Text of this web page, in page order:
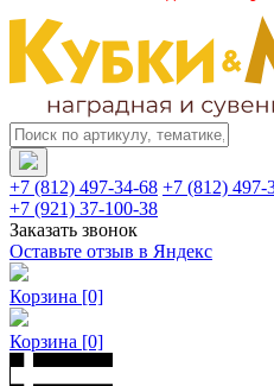
+7 (812) 497-34-68 +7 (812) 497-
+7 (921) 37-100-38
Заказать звонок
Оставьте отзыв в Яндекс
Корзина [0]
Корзина [0]